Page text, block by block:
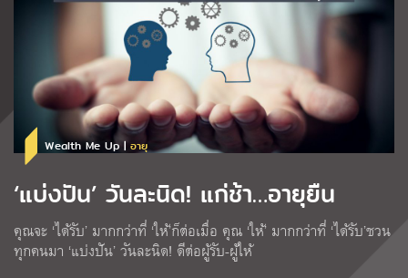
Wealth Me Up |อายุ
‘แบ่งปัน’ วันละนิด! แก่ช้า…อายุยืน
คุณจะ ‘ได้รับ’ มากกว่าที่ ‘ให้’ก็ต่อเมื่อ คุณ ‘ให้’ มากกว่าที่ ‘ได้รับ’ชวน
ทุกคนมา ‘แบ่งปัน’ วันละนิด! ดีต่อผู้รับ-ผู้ให้